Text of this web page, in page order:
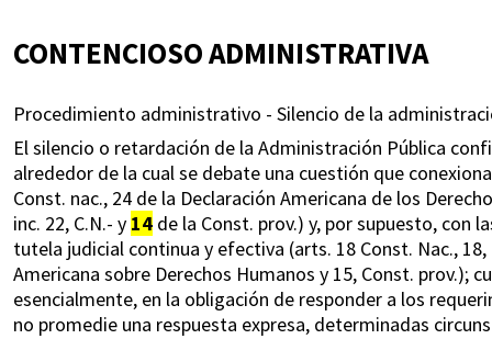
CONTENCIOSO ADMINISTRATIVA
Procedimiento administrativo - Silencio de la
El silencio o retardación de la Administración Pública
alrededor de la cual se debate una cuestión que
Const. nac., 24 de la Declaración Americana de los
inc. 22, C.N.- y 14 de la Const. prov.) y, por supuesto, con
tutela judicial continua y efectiva (arts. 18 Const. Nac.,
Americana sobre Derechos Humanos y 15, Const. prov.);
esencialmente, en la obligación de responder a los
no promedie una respuesta expresa, determinadas